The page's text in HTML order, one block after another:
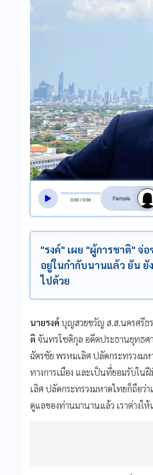
0:00/0:00
สลับเสีย
"รงค์" เผย "ผู้การชาติ" จ่
อยู่ในกำกับนานแล้ว ยัน
ไปด้วย
นายรงค์ บุญสวยขวัญ ส.ส.นครศรีธ
ติ จันทรโชติกุล อดีตประธานยุทธศ
ฉัตรชัย พรหมเลิศ ปลัดกระทรวงม
ทางการเมือง และเป็นที่ยอมรับใ
เลิศ ปลัดกระทรวงมหาดไทยก็ถือว่
ดูแลของท่านมานานแล้ว​ เราต่างใ